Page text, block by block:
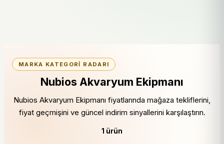
MARKA KATEGORI RADARI
Nubios Akvaryum Ekipmanı
Nubios Akvaryum Ekipmanı fiyatlarında mağaza tekliflerini,
fiyat geçmişini ve güncel indirim sinyallerini karşılaştırın.
1 ürün